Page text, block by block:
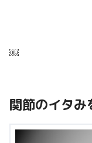
￼
関節のイタみ